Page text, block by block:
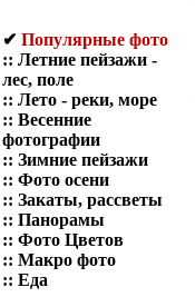
✔ Популярные фото
:: Летние пейзажи -
лес, поле
:: Лето - реки, море
:: Весенние
фотографии
:: Зимние пейзажи
:: Фото осени
:: Закаты, рассветы
:: Панорамы
:: Фото Цветов
:: Макро фото
:: Еда